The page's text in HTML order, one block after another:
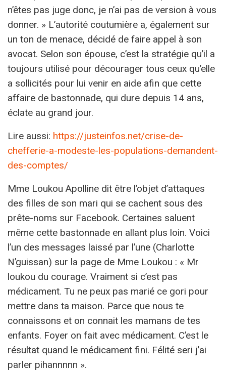
n’êtes pas juge donc, je n’ai pas de version à vous
donner. » L’autorité coutumière a, également sur
un ton de menace, décidé de faire appel à son
avocat. Selon son épouse, c’est la stratégie qu’il a
toujours utilisé pour décourager tous ceux qu’elle
a sollicités pour lui venir en aide afin que cette
affaire de bastonnade, qui dure depuis 14 ans,
éclate au grand jour.
Lire aussi: https://justeinfos.net/crise-de-
chefferie-a-modeste-les-populations-demandent-
des-comptes/
Mme Loukou Apolline dit être l’objet d’attaques
des filles de son mari qui se cachent sous des
prête-noms sur Facebook. Certaines saluent
même cette bastonnade en allant plus loin. Voici
l’un des messages laissé par l’une (Charlotte
N’guissan) sur la page de Mme Loukou : « Mr
loukou du courage. Vraiment si c’est pas
médicament. Tu ne peux pas marié ce gori pour
mettre dans ta maison. Parce que nous te
connaissons et on connait les mamans de tes
enfants. Foyer on fait avec médicament. C’est le
résultat quand le médicament fini. Félité seri j’ai
parler pihannnnn ».